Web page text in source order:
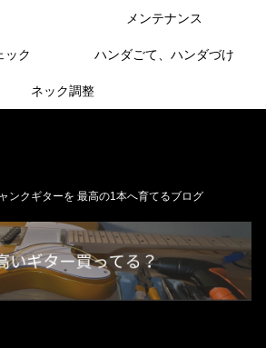
ンクギターを 最高の1本へ育てるブログ
メンテナンス
ック ハンダごて、ハンダづけ
ネック調整